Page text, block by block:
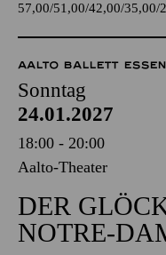
57,00 51,00 42,00 35,00
AALTO BALLETT ESSEN
Sonntag
24.01.2027
18:00 - 20:00
Aalto-Theater
DER
NOTRE-